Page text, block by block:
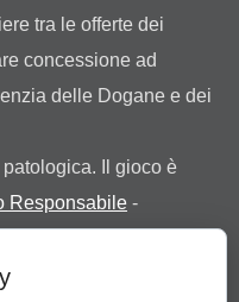
tra le offerte dei
concessione ad
delle Dogane e dei
Il gioco è
Responsabile -